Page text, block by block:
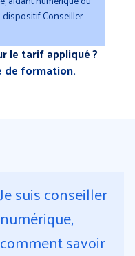
Conseiller
le tarif appliqué ?
de formation.
Je suis conseiller
numérique,
comment savoir